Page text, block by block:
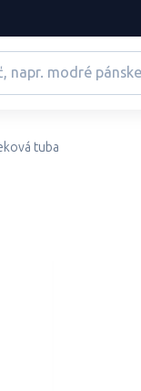
tuba